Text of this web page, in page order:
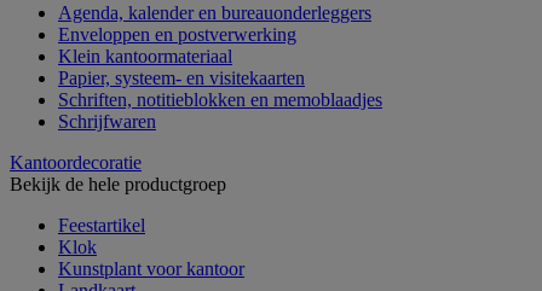
Agenda, kalender en bureauonderleggers
Enveloppen en postverwerking
Klein kantoormateriaal
Papier, systeem- en visitekaarten
Schriften, notitieblokken en memoblaadjes
Schrijfwaren
Kantoordecoratie
Bekijk de hele productgroep
Feestartikel
Klok
Kunstplant voor kantoor